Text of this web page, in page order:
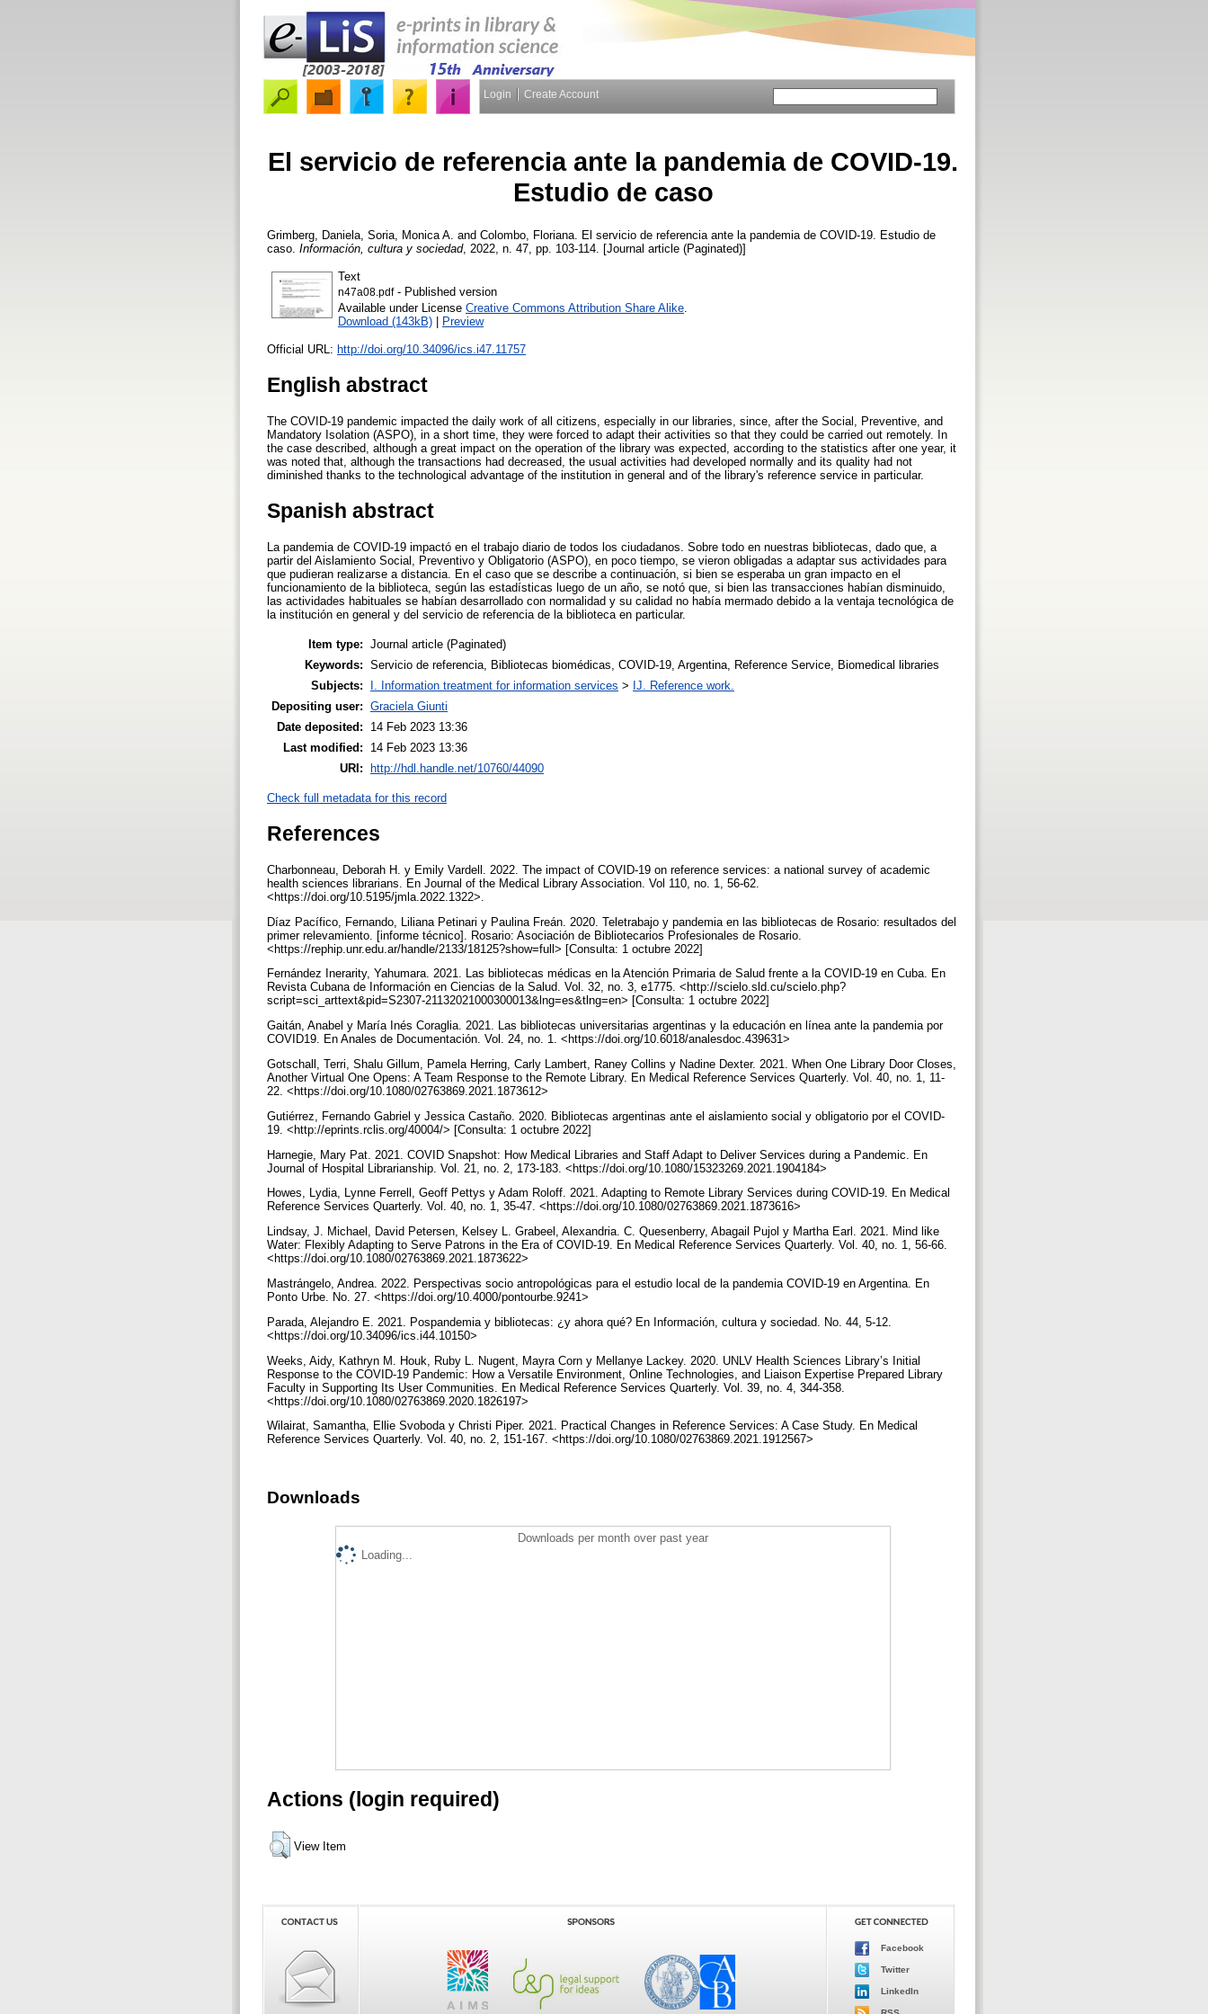
Login Create Account
El servicio de referencia ante la pandemia de COVID-19.
Estudio de caso
Grimberg, Daniela Soria, Monica A. and Colombo, Floriana.
El servicio de referencia ante la pandemia de COVID-19. Estudio de
caso. Información, cultura y sociedad, 2022, n. 47, pp. 103-114. [Journal article (Paginated)]
Text
n47a08.pdf- Published version
Available under License Creative Commons Attribution Share Alike
Download (143kB) | Preview
Official URL: http://doi.org/10.34096/ics.i47.11757
English abstract
The COVID-19 pandemic impacted the daily work of all citizens, especially in our libraries, since, after the Social, Preventive, and
Mandatory Isolation (ASPO), in a short time, they were forced to adapt their activities so that they could be carried out remotely. In
the case described, although a great impact on the operation of the library was expected, according to the statistics after one year, it
was noted that, although the transactions had decreased, the usual activities had developed normally and its quality had not
diminished thanks to the technological advantage of the institution in general and of the library's reference service in particular.
Spanish abstract
La pandemia de COVID-19 impactó en el trabajo diario de todos los ciudadanos. Sobre todo en nuestras bibliotecas, dado que, a
partir del Aislamiento Social, Preventivo y Obligatorio (ASPO), en poco tiempo, se vieron obligadas a adaptar sus actividades para
que pudieran realizarse a distancia. En el caso que se describe a continuación, si bien se esperaba un gran impacto en el
funcionamiento de la biblioteca, según las estadísticas luego de un año, se notó que, si bien las transacciones habían disminuido,
las actividades habituales se habían desarrollado con normalidad y su calidad no había mermado debido a la ventaja tecnológica de
la institución en general y del servicio de referencia de la biblioteca en particular.
Item type: Journal article (Paginated)
Keywords: Servicio de referencia, Bibliotecas biomédicas, COVID-19, Argentina, Reference Service, Biomedical libraries
Subjects:
I. Information treatment for information services > IJ. Reference work.
Depositing user: Graciela Giunti
Date deposited:
14 Feb 2023 13:36
Last modified:
14 Feb 2023 13:36
URI:
http://hdl.handle.net/10760/44090
Check full metadata for this record
References
Charbonneau, Deborah H. y Emily Vardell. 2022. The impact of COVID-19 on reference services: a national survey of academic
health sciences librarians. En Journal of the Medical Library Association. Vol 110, no. 1, 56-62.
<https://doi.org/10.5195/jmla.2022.1322>.
Díaz Pacífico, Fernando, Liliana Petinari y Paulina Freán. 2020. Teletrabajo y pandemia en las bibliotecas de Rosario: resultados del
primer relevamiento. [informe técnico]. Rosario: Asociación de Bibliotecarios Profesionales de Rosario.
<https://rephip.unr.edu.ar/handle/2133/18125?show=full> [Consulta: 1 octubre 2022]
Fernández Inerarity, Yahumara. 2021. Las bibliotecas médicas en la Atención Primaria de Salud frente a la COVID-19 en Cuba. En
Revista Cubana de Información en Ciencias de la Salud. Vol. 32, no. 3, e1775. <http://scielo.sld.cu/scielo.php?
script=sci_arttext&pid=S2307-21132021000300013&lng=es&tlng=en> [Consulta: 1 octubre 2022]
Gaitán, Anabel y María Inés Coraglia. 2021. Las bibliotecas universitarias argentinas y la educación en línea ante la pandemia por
COVID19. En Anales de Documentación. Vol. 24, no. 1. <https://doi.org/10.6018/analesdoc.439631>
Gotschall, Terri, Shalu Gillum, Pamela Herring, Carly Lambert, Raney Collins y Nadine Dexter. 2021. When One Library Door Closes,
Another Virtual One Opens: A Team Response to the Remote Library. En Medical Reference Services Quarterly. Vol. 40, no. 1, 11-
22. <https://doi.org/10.1080/02763869.2021.1873612>
Gutiérrez, Fernando Gabriel y Jessica Castaño. 2020. Bibliotecas argentinas ante el aislamiento social y obligatorio por el COVID-
19. <http://eprints.rclis.org/40004/> [Consulta: 1 octubre 2022]
Harnegie, Mary Pat. 2021. COVID Snapshot: How Medical Libraries and Staff Adapt to Deliver Services during a Pandemic. En
Journal of Hospital Librarianship. Vol. 21, no. 2, 173-183. <https://doi.org/10.1080/15323269.2021.1904184>
Howes, Lydia, Lynne Ferrell, Geoff Pettys y Adam Roloff. 2021. Adapting to Remote Library Services during COVID-19. En Medical
Reference Services Quarterly. Vol. 40, no. 1, 35-47. <https://doi.org/10.1080/02763869.2021.1873616>
Lindsay, J. Michael, David Petersen, Kelsey L. Grabeel, Alexandria. C. Quesenberry, Abagail Pujol y Martha Earl. 2021. Mind like
Water: Flexibly Adapting to Serve Patrons in the Era of COVID-19. En Medical Reference Services Quarterly. Vol. 40, no. 1, 56-66.
<https://doi.org/10.1080/02763869.2021.1873622>
Mastrángelo, Andrea. 2022. Perspectivas socio antropológicas para el estudio local de la pandemia COVID-19 en Argentina. En
Ponto Urbe. No. 27. <https://doi.org/10.4000/pontourbe.9241>
Parada, Alejandro E. 2021. Pospandemia y bibliotecas: ¿y ahora qué? En Información, cultura y sociedad. No. 44, 5-12.
<https://doi.org/10.34096/ics.i44.10150>
Weeks, Aidy, Kathryn M. Houk, Ruby L. Nugent, Mayra Corn y Mellanye Lackey. 2020. UNLV Health Sciences Library’s Initial
Response to the COVID-19 Pandemic: How a Versatile Environment, Online Technologies, and Liaison Expertise Prepared Library
Faculty in Supporting Its User Communities. En Medical Reference Services Quarterly. Vol. 39, no. 4, 344-358.
<https://doi.org/10.1080/02763869.2020.1826197>
Wilairat, Samantha, Ellie Svoboda y Christi Piper. 2021. Practical Changes in Reference Services: A Case Study. En Medical
Reference Services Quarterly. Vol. 40, no. 2, 151-167. <https://doi.org/10.1080/02763869.2021.1912567>
Downloads
Downloads per month over past year
Loading...
Actions (login required)
View Item
Facebook
Twitter
LinkedIn